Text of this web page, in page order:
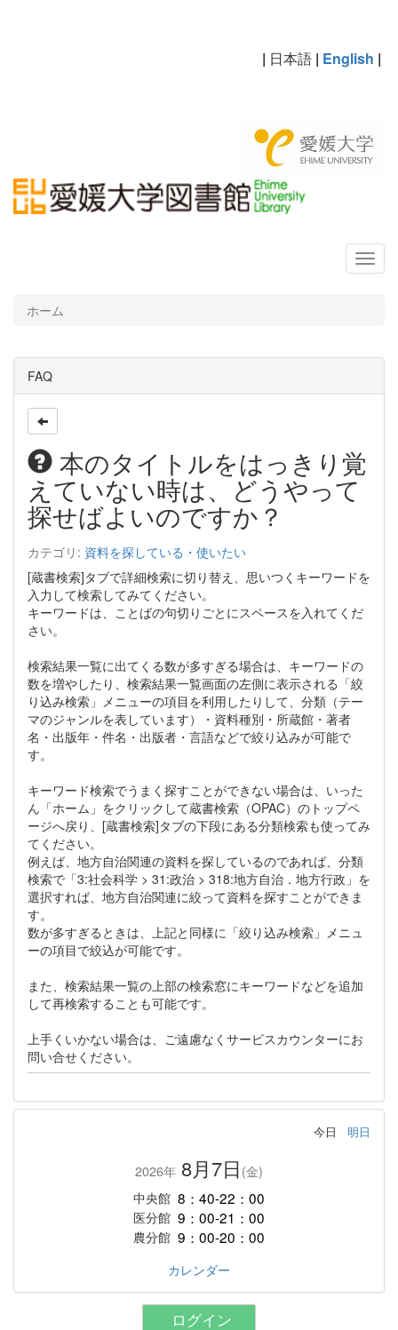
| 日本語 | English |
ホーム
FAQ
本のタイトルをはっきり覚
えていない時は、どうやって
探せばよいのですか？
カテゴリ: 資料を探している・使いたい
[蔵書検索]タブで詳細検索に切り替え、思いつくキーワードを
入力して検索してみてください。
キーワードは、ことばの句切りごとにスペースを入れてくだ
さい。
検索結果一覧に出てくる数が多すぎる場合は、キーワードの
数を増やしたり、検索結果一覧画面の左側に表示される「絞
り込み検索」メニューの項目を利用したりして、分類（テー
マのジャンルを表しています）・資料種別・所蔵館・著者
名・出版年・件名・出版者・言語などで絞り込みが可能で
す。
キーワード検索でうまく探すことができない場合は、いった
ん「ホーム」をクリックして蔵書検索（OPAC）のトップペ
ージへ戻り、[蔵書検索]タブの下段にある分類検索も使ってみ
てください。
例えば、地方自治関連の資料を探しているのであれば、分類
検索で「3:社会科学 > 31:政治 > 318:地方自治．地方行政」を
選択すれば、地方自治関連に絞って資料を探すことができま
す。
数が多すぎるときは、上記と同様に「絞り込み検索」メニュ
ーの項目で絞込が可能です。
また、検索結果一覧の上部の検索窓にキーワードなどを追加
して再検索することも可能です。
上手くいかない場合は、ご遠慮なくサービスカウンターにお
問い合せください。
今日 明日
2026年 8月7日 (金)
中央館 8：40-22：00
医分館 9：00-21：00
農分館 9：00-20：00
カレンダー
ログイン